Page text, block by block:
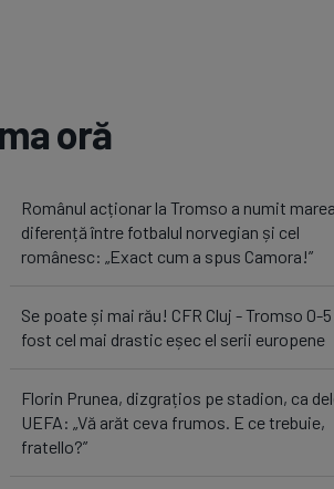
oră
Românul acționar la Tromso a numit marea
diferență între fotbalul norvegian și cel
românesc: „Exact cum a spus Camora!”
Se poate și mai rău! CFR Cluj - Tromso 0-5
fost cel mai drastic eșec el serii europene
Florin Prunea, dizgrațios pe stadion, ca
UEFA: „Vă arăt ceva frumos. E ce trebuie,
fratello?”